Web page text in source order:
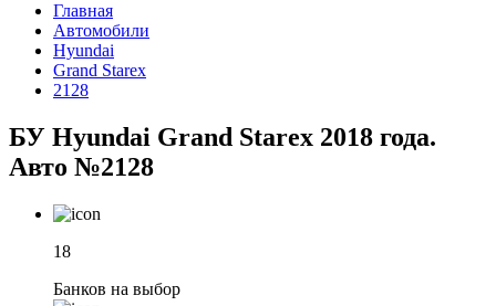
Главная
Автомобили
Hyundai
Grand Starex
2128
БУ Hyundai Grand Starex 2018 года.
Авто №2128
18
Банков на выбор